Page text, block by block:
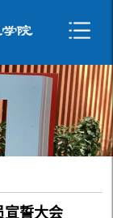
宣誓大会